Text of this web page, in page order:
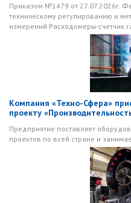
Приказом №1479 от 27.07.2026г.
техническому регулированию и
измерений Расходомеры-счетчик
Компания «Техно-Сфера»
проекту
Предприятие поставляет
проектов по всей стране и